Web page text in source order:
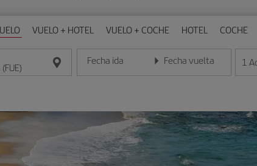
VUELO + HOTEL VUELO + COCHE HOTEL COCHE
Fecha ida
Introduce la fecha en formato día/mes/año
Fecha vuelta
Introduce la fecha en 1